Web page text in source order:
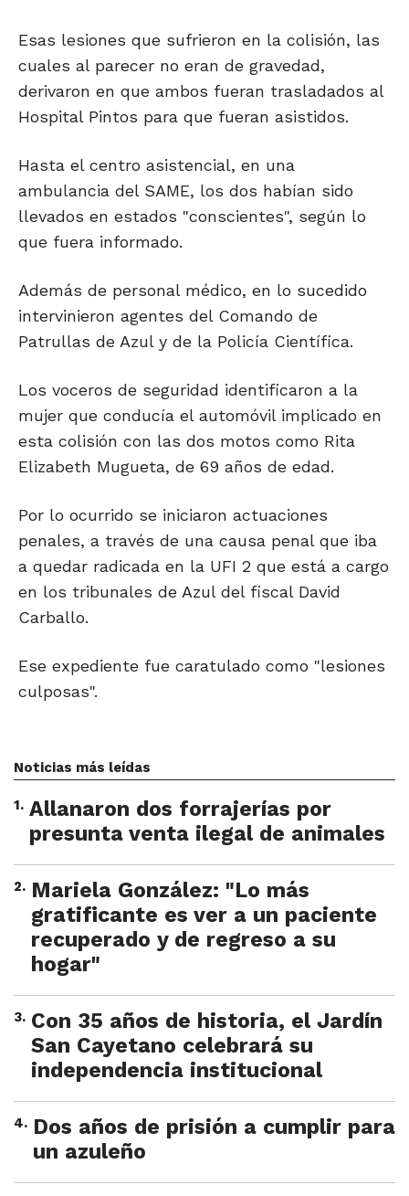
Esas lesiones que sufrieron en la colisión, las
cuales al parecer no eran de gravedad,
derivaron en que ambos fueran trasladados al
Hospital Pintos para que fueran asistidos.
Hasta el centro asistencial, en una
ambulancia del SAME, los dos habían sido
llevados en estados "conscientes", según lo
que fuera informado.
Además de personal médico, en lo sucedido
intervinieron agentes del Comando de
Patrullas de Azul y de la Policía Científica.
Los voceros de seguridad identificaron a la
mujer que conducía el automóvil implicado en
esta colisión con las dos motos como Rita
Elizabeth Mugueta, de 69 años de edad.
Por lo ocurrido se iniciaron actuaciones
penales, a través de una causa penal que iba
a quedar radicada en la UFI 2 que está a cargo
en los tribunales de Azul del fiscal David
Carballo.
Ese expediente fue caratulado como "lesiones
culposas".
Noticias más leídas
1. Allanaron dos forrajerías por
presunta venta ilegal de animales
2. Mariela González: "Lo más
gratificante es ver a un paciente
recuperado y de regreso a su
hogar"
3. Con 35 años de historia, el Jardín
San Cayetano celebrará su
independencia institucional
4. Dos años de prisión a cumplir para
un azuleño